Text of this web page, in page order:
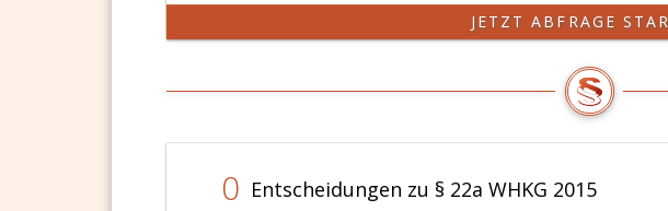
JETZT ABFRAGE
0 Entscheidungen zu § 22a WHKG 2015